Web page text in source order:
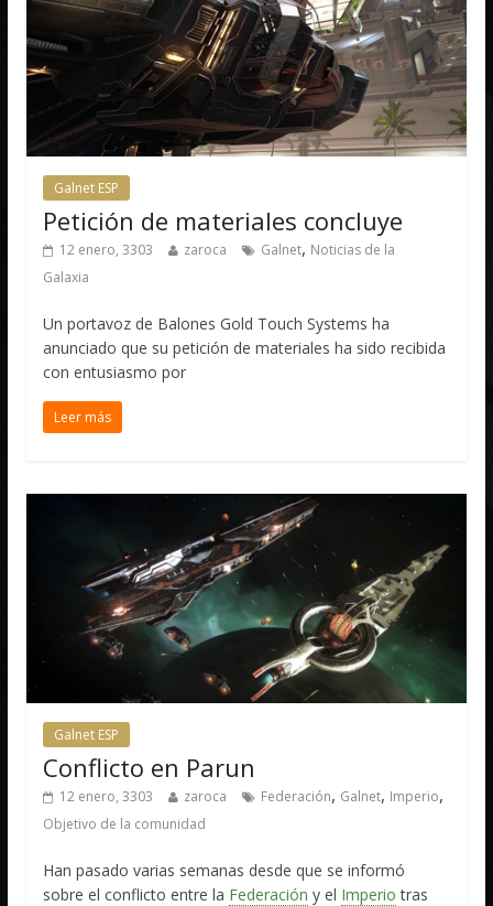
Galnet ESP
Petición de materiales concluye
12 enero, 3303 zaroca Galnet, Noticias de la
Galaxia
Un portavoz de Balones Gold Touch Systems ha
anunciado que su petición de materiales ha sido recibida
con entusiasmo por
Leer más
Galnet ESP
Conflicto en Parun
12 enero, 3303 zaroca Federación, Galnet, Imperio,
Objetivo de la comunidad
Han pasado varias semanas desde que se informó
sobre el conflicto entre la Federación y el Imperio tras